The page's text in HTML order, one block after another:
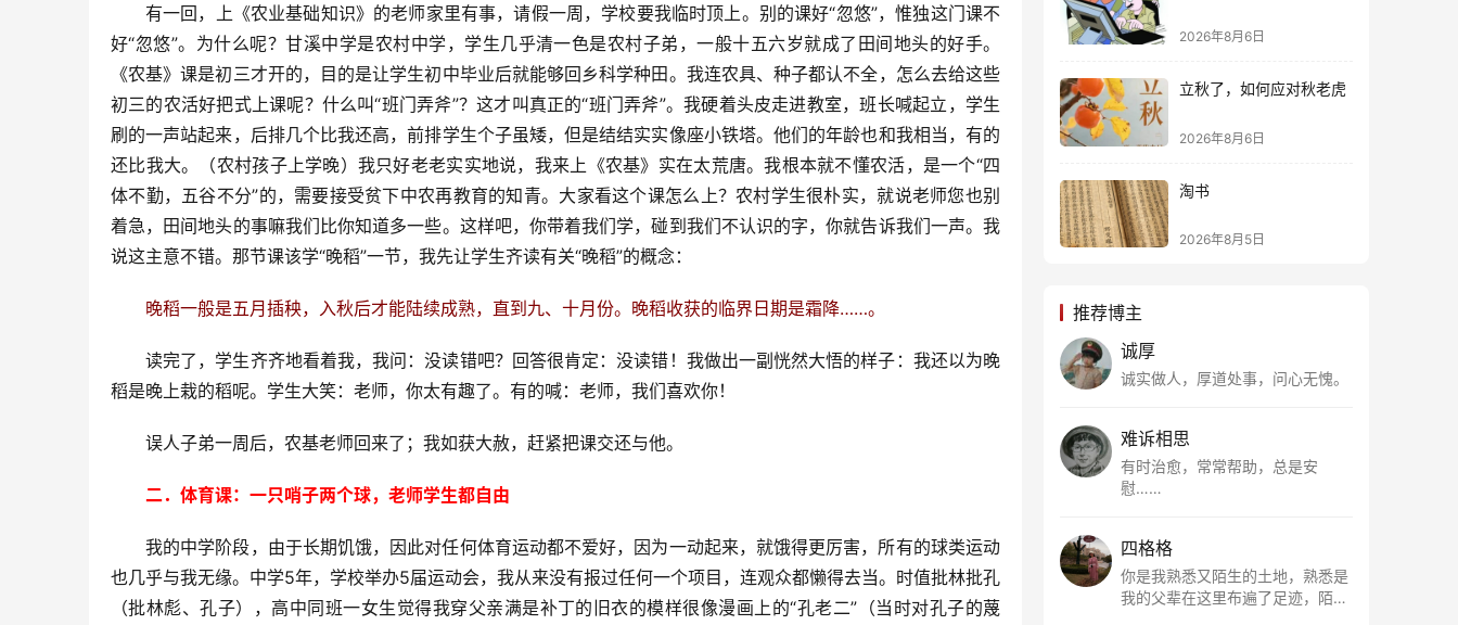
有一回，上《农业基础知识》的老师家里有事，请假一周，学校要我临时顶上。别的课好“忽悠”，惟独这门课不
好“忽悠”。为什么呢？甘溪中学是农村中学，学生几乎清一色是农村子弟，一般十五六岁就成了田间地头的好手。
《农基》课是初三才开的，目的是让学生初中毕业后就能够回乡科学种田。我连农具、种子都认不全，怎么去给这些
初三的农活好把式上课呢？什么叫“班门弄斧”？这才叫真正的“班门弄斧”。我硬着头皮走进教室，班长喊起立，学生
刷的一声站起来，后排几个比我还高，前排学生个子虽矮，但是结结实实像座小铁塔。他们的年龄也和我相当，有的
还比我大。（农村孩子上学晚）我只好老老实实地说，我来上《农基》实在太荒唐。我根本就不懂农活，是一个“四
体不勤，五谷不分”的，需要接受贫下中农再教育的知青。大家看这个课怎么上？农村学生很朴实，就说老师您也别
着急，田间地头的事嘛我们比你知道多一些。这样吧，你带着我们学，碰到我们不认识的字，你就告诉我们一声。我
说这主意不错。那节课该学“晚稻”一节，我先让学生齐读有关“晚稻”的概念：
晚稻一般是五月插秧，入秋后才能陆续成熟，直到九、十月份。晚稻收获的临界日期是霜降……。
读完了，学生齐齐地看着我，我问：没读错吧？回答很肯定：没读错！我做出一副恍然大悟的样子：我还以为晚
稻是晚上栽的稻呢。学生大笑：老师，你太有趣了。有的喊：老师，我们喜欢你！
误人子弟一周后，农基老师回来了；我如获大赦，赶紧把课交还与他。
二．体育课：一只哨子两个球，老师学生都自由
我的中学阶段，由于长期饥饿，因此对任何体育运动都不爱好，因为一动起来，就饿得更厉害，所有的球类运动
也几乎与我无缘。中学5年，学校举办5届运动会，我从来没有报过任何一个项目，连观众都懒得去当。时值批林批孔
（批林彪、孔子），高中同班一女生觉得我穿父亲满是补丁的旧衣的模样很像漫画上的“孔老二”（当时对孔子的蔑
2026年8月6日
立秋了，如何应对秋老虎
2026年8月6日
淘书
2026年8月5日
推荐博主
诚厚
诚实做人，厚道处事，问心无愧。
难诉相思
有时治愈，常常帮助，总是安
慰……
四格格
你是我熟悉又陌生的土地，熟悉是
我的父辈在这里布遍了足迹，陌生